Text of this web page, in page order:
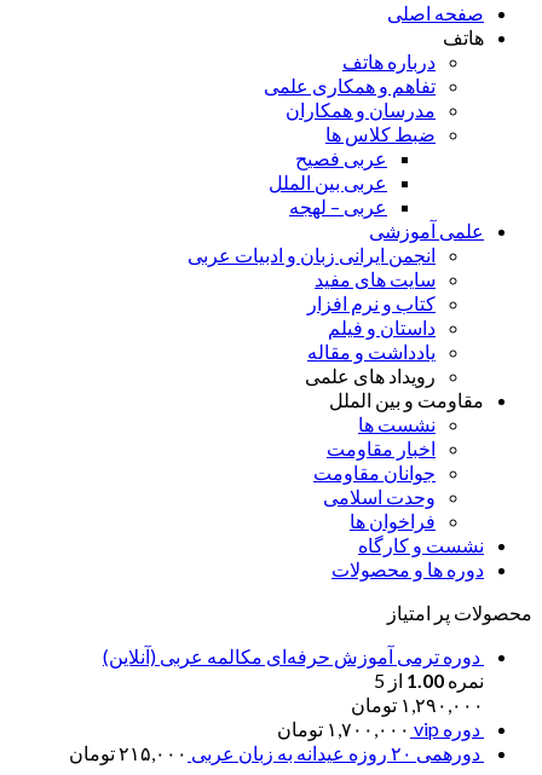
صفحه اصلی
هاتف
درباره هاتف
تفاهم و همکاری علمی
مدرسان و همکاران
ضبط کلاس ها
عربی فصیح
عربی بین الملل
عربی – لهجه
علمی آموزشی
انجمن ایرانی زبان و ادبیات عربی
سایت های مفید
کتاب و نرم افزار
داستان و فیلم
یادداشت و مقاله
رویداد های علمی
مقاومت و بین الملل
نشست ها
اخبار مقاومت
جوانان مقاومت
وحدت اسلامی
فراخوان ها
نشست و کارگاه
دوره ها و محصولات
محصولات پر امتیاز
دوره ترمی آموزش حرفه‌ای مکالمه عربی (آنلاین)
نمره 1.00 از 5
۱,۲۹۰,۰۰۰ تومان
دوره vip
۱,۷۰۰,۰۰۰ تومان
دورهمی ۲۰ روزه عیدانه به زبان عربی
۲۱۵,۰۰۰تومان